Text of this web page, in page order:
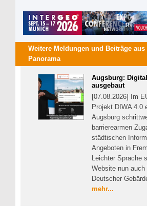
Weitere Meldungen und Beiträge aus
Panorama
Augsburg:
ausgebaut
[07.08.2026] Im
Projekt DIWA 4.0
Augsburg
barrierearmen
städtischen
Angeboten in
Leichter Sprache
Website nun
Deutscher
mehr...